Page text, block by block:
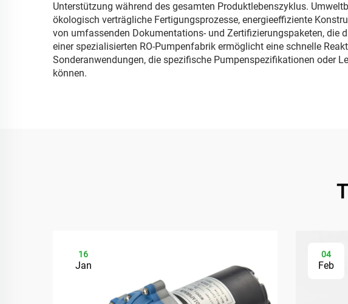
Unterstützung während des gesamten Produktlebenszyklus.
ökologisch verträgliche Fertigungsprozesse, energieeffiziente
von umfassenden Dokumentations- und Zertifizierungspaketen, die
einer spezialisierten RO-Pumpenfabrik ermöglicht eine schnelle
Sonderanwendungen, die spezifische Pumpenspezifikationen oder
können.
16
Jan
04
Feb